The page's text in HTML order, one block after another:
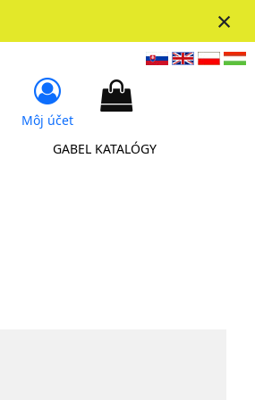
×
GABEL KATALÓGY
Môj účet